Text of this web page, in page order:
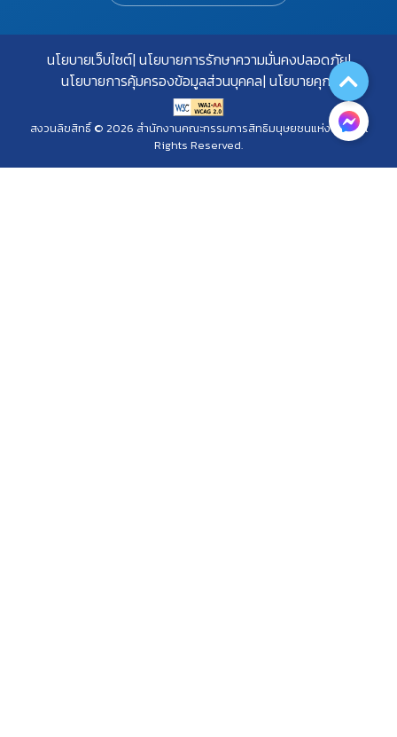
นโยบายเว็บไซต์ นโยบายการรักษาความมั่นคงปลอดภัย
นโยบายการคุ้มครองข้อมูลส่วนบุคคล นโยบายคุกกี้
สงวนลิขสิทธิ์ © 2026 สำนักงานคณะกรรมการสิทธิมนุษยชนแห่งชาติ. All
Rights Reserved.